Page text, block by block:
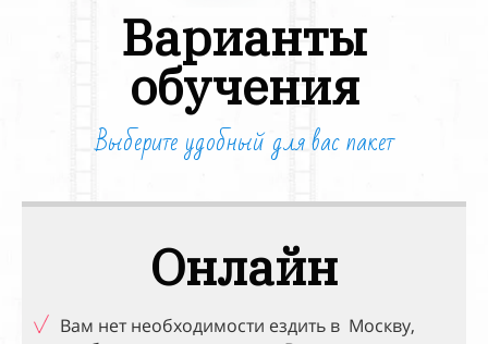
Варианты
обучения
Выберите удобный для вас пакет
Онлайн
Вам нет необходимости ездить в Москву,